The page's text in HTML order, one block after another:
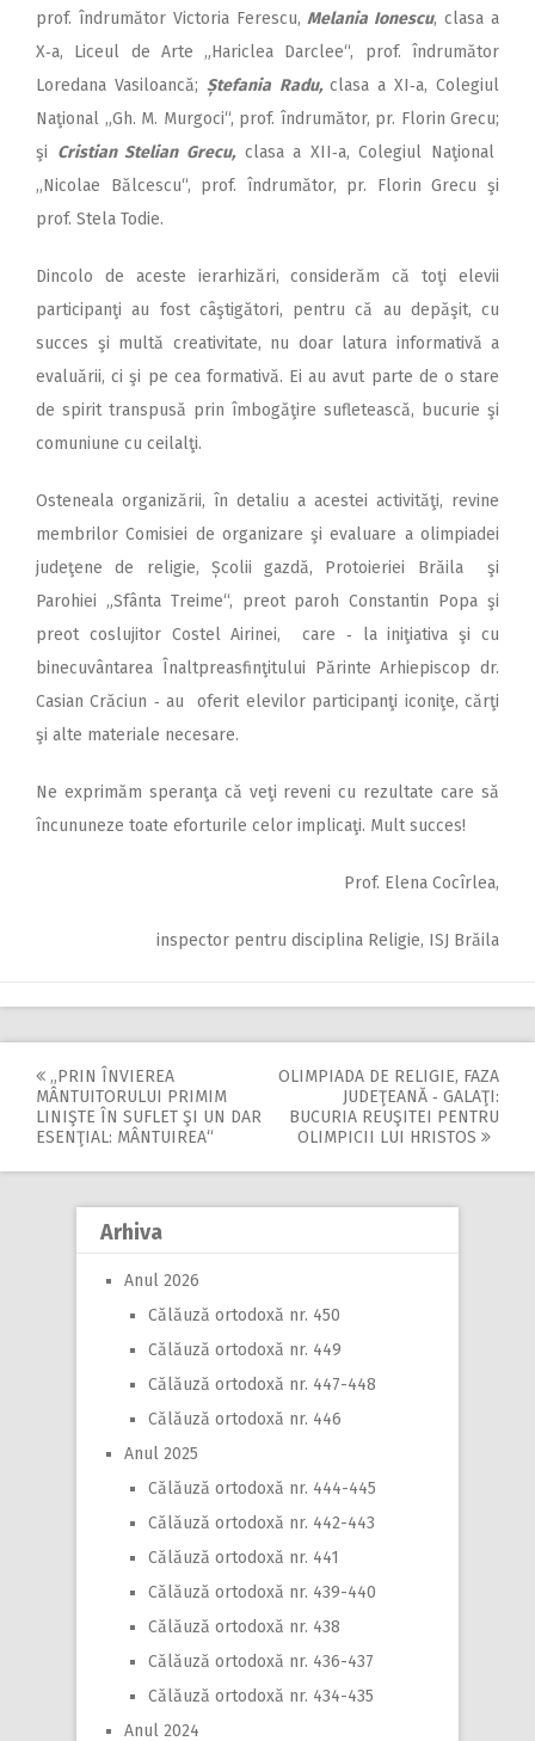
prof. îndrumător Victoria Ferescu,Melania Ionescu, clasa a
X‑a, Liceul de Arte „Hariclea Darclee“, prof. îndrumător
Loredana Vasiloancă; Ștefania Radu,clasa a XI‑a, Colegiul
Naţional „Gh. M. Murgoci“, prof. îndrumător, pr. Florin Grecu;
şi Cristian Stelian Grecu,clasa a XII‑a, Colegiul Naţional
,,Nicolae Bălcescu“, prof. îndrumător, pr. Florin Grecu şi
prof. Stela Todie.
Dincolo de aceste ierarhizări, considerăm că toţi elevii
participanţi au fost câştigători, pentru că au depăşit, cu
succes şi multă creativitate, nu doar latura informativă a
evaluării, ci şi pe cea formativă. Ei au avut parte de o stare
de spirit transpusă prin îmbogăţire sufletească, bucurie şi
comuniune cu ceilalţi.
Osteneala organizării, în detaliu a acestei activităţi, revine
membrilor Comisiei de organizare şi evaluare a olimpiadei
judeţene de religie, Școlii gazdă, Protoieriei Brăila şi
Parohiei „Sfânta Treime“, preot paroh Constantin Popa şi
preot coslujitor Costel Airinei, care ‑ la iniţiativa şi cu
binecuvântarea Înaltpreasfinţitului Părinte Arhiepiscop dr.
Casian Crăciun ‑ au oferit elevilor participanţi iconiţe, cărţi
şi alte materiale necesare.
Ne exprimăm speranţa că veţi reveni cu rezultate care să
încununeze toate eforturile celor implicaţi. Mult succes!
Prof. Elena Cocîrlea,
inspector pentru disciplina Religie, ISJ Brăila
Post
navigation
„PRIN ÎNVIEREA
MÂNTUITORULUI PRIMIM
LINIŞTE ÎN SUFLET ŞI UN DAR
ESENŢIAL: MÂNTUIREA“
OLIMPIADA DE RELIGIE, FAZA
JUDEŢEANĂ ‑ GALAŢI:
BUCURIA REUŞITEI PENTRU
OLIMPICII LUI HRISTOS
Arhiva
Anul 2026
Călăuză ortodoxă nr. 450
Călăuză ortodoxă nr. 449
Călăuză ortodoxă nr. 447-448
Călăuză ortodoxă nr. 446
Anul 2025
Călăuză ortodoxă nr. 444-445
Călăuză ortodoxă nr. 442-443
Călăuză ortodoxă nr. 441
Călăuză ortodoxă nr. 439-440
Călăuză ortodoxă nr. 438
Călăuză ortodoxă nr. 436-437
Călăuză ortodoxă nr. 434-435
Anul 2024